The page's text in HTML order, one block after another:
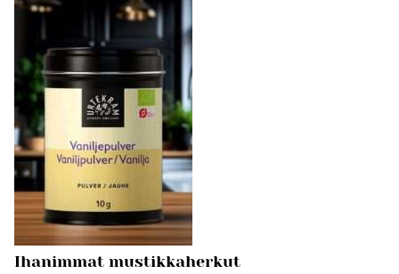
Ihanimmat mustikkaherkut